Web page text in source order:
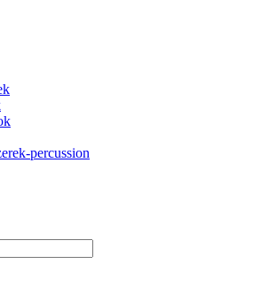
percussion